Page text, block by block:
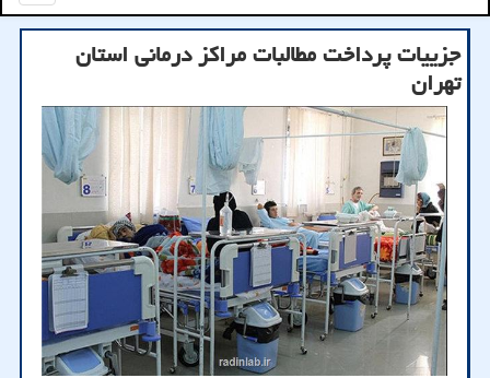
جزییات پرداخت مطالبات مراکز درمانی استان
تهران